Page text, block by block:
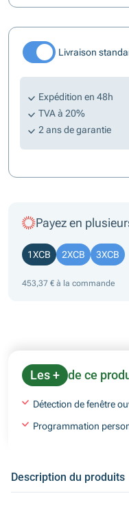
Livraison
Expédition en 48h
TVA à 20%
2 ans de garantie
Payez en
1XCB 2XCB 3XCB
453,37 € à la commande
Les + de ce
Détection de fenêtre
Programmation
Description du produits